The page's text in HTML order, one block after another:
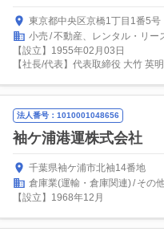
東京都中央区京橋1丁目1番5号
小売 不動産、レンタル・リー
【設立】1955年02月03日
【社長/代表】代表取締役 大竹 英明
法人番号：1010001048656
袖ケ浦港運株式会社
千葉県袖ケ浦市北袖14番地
倉庫業(運輸・倉庫関連) その
【設立】1968年12月